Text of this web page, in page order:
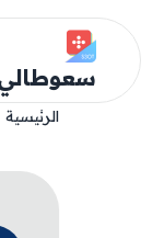
الرئيسية